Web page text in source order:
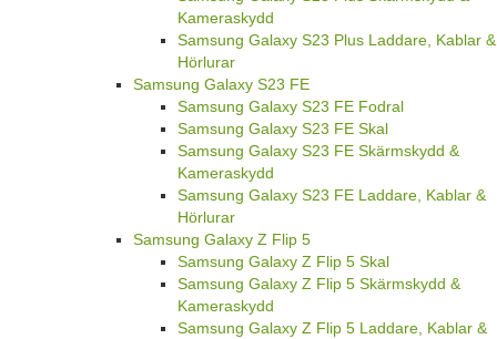
Kameraskydd
Samsung Galaxy S23 Plus Laddare, Kablar &
Hörlurar
Samsung Galaxy S23 FE
Samsung Galaxy S23 FE Fodral
Samsung Galaxy S23 FE Skal
Samsung Galaxy S23 FE Skärmskydd &
Kameraskydd
Samsung Galaxy S23 FE Laddare, Kablar &
Hörlurar
Samsung Galaxy Z Flip 5
Samsung Galaxy Z Flip 5 Skal
Samsung Galaxy Z Flip 5 Skärmskydd &
Kameraskydd
Samsung Galaxy Z Flip 5 Laddare, Kablar &